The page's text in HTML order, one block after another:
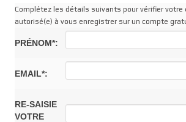
Complétez les détails suivants pour vérifier votre
autorisé(e) à vous enregistrer sur un compte
PRÉNOM*:
EMAIL*:
RE-SAISIE
VOTRE